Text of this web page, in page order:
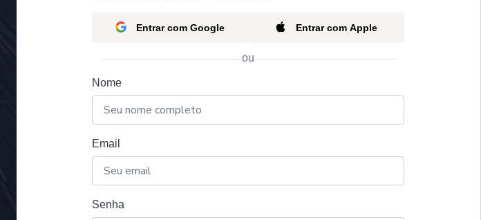
Entrar com Google Entrar com Apple
ou
Nome
Email
Senha